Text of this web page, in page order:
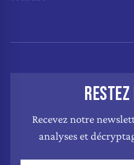
Recevez notre
analyses et